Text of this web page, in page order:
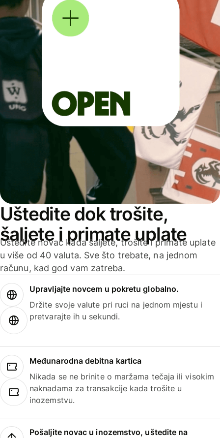
Uštedite dok trošite,
šaljete i primate uplate
Uštedite novac kada šaljete, trošite i primate uplate
u više od 40 valuta. Sve što trebate, na jednom
računu, kad god vam zatreba.
Upravljajte novcem u pokretu globalno.
Držite svoje valute pri ruci na jednom mjestu i
pretvarajte ih u sekundi.
Međunarodna debitna kartica
Nikada se ne brinite o maržama tečaja ili visokim
naknadama za transakcije kada trošite u
inozemstvu.
Pošaljite novac u inozemstvo, uštedite na